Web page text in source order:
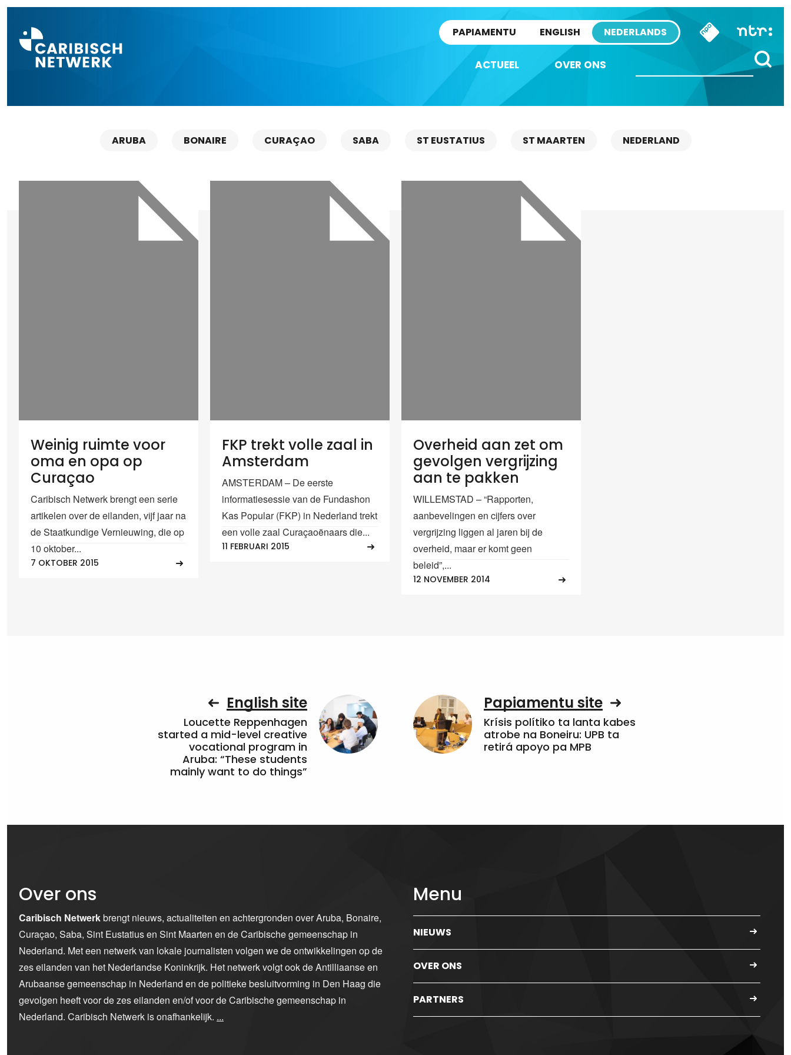
PAPIAMENTU ENGLISH NEDERLANDS
ACTUEEL OVER ONS
ARUBA BONAIRE CURAÇAO SABA ST EUSTATIUS ST MAARTEN NEDERLAND
Weinig ruimte voor
oma en opa op
Curaçao
Caribisch Netwerk brengt een serie
artikelen over de eilanden, vijf jaar na
de Staatkundige Vernieuwing, die op
10 oktober...
7 OKTOBER 2015
FKP trekt volle zaal in
Amsterdam
AMSTERDAM – De eerste
informatiesessie van de Fundashon
Kas Popular (FKP) in Nederland trekt
een volle zaal Curaçaoënaars die...
11 FEBRUARI 2015
Overheid aan zet om
gevolgen vergrijzing
aan te pakken
WILLEMSTAD – “Rapporten,
aanbevelingen en cijfers over
vergrijzing liggen al jaren bij de
overheid, maar er komt geen
beleid”,...
12 NOVEMBER 2014
English site
Loucette Reppenhagen
started a mid-level creative
vocational program in
Aruba: “These students
mainly want to do things”
Papiamentu site
Krísis polítiko ta lanta kabes
atrobe na Boneiru: UPB ta
retirá apoyo pa MPB
Over ons
Caribisch Netwerkbrengt nieuws, actualiteiten en achtergronden over Aruba, Bonaire,
Curaçao, Saba, Sint Eustatius en Sint Maarten en de Caribische gemeenschap in
Nederland. Met een netwerk van lokale journalisten volgen we de ontwikkelingen op de
zes eilanden van het Nederlandse Koninkrijk. Het netwerk volgt ook de Antilliaanse en
Arubaanse gemeenschap in Nederland en de politieke besluitvorming in Den Haag die
gevolgen heeft voor de zes eilanden en/of voor de Caribische gemeenschap in
Nederland. Caribisch Netwerk is onafhankelijk. ...
Menu
NIEUWS
OVER ONS
PARTNERS